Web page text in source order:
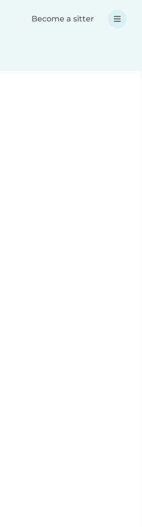
Become a sitter